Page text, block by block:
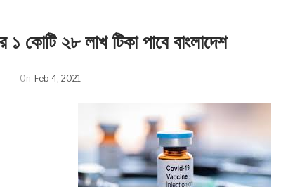
১ কোটি ২৮ লাখ টিকা পাবে বাংলাদেশ
On Feb 4, 2021